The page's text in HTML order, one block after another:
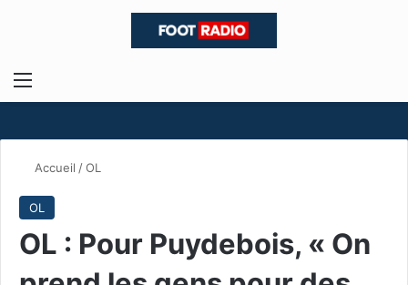
Menu
Accueil /OL
OL
OL : Pour Puydebois, « On